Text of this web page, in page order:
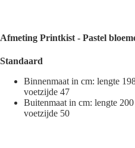
Afmeting Printkist - Pastel
Standaard
Binnenmaat in cm: lengte
voetzijde 47
Buitenmaat in cm: lengte
voetzijde 50